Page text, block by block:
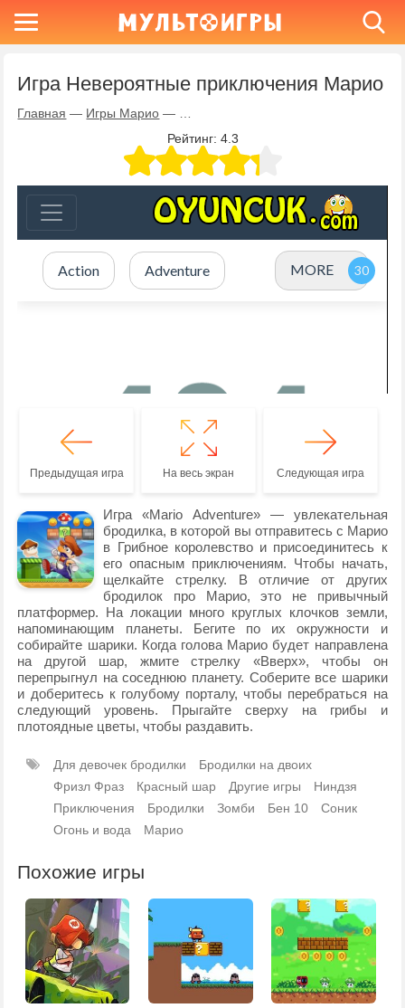
Игра Невероятные приключения Марио
Главная — Игры Марио —
Рейтинг: 4.3
Предыдущая игра На весь экран Следующая игра
Игра «Mario Adventure» — увлекательная
бродилка, в которой вы отправитесь с Марио
в Грибное королевство и присоединитесь к
его опасным приключениям. Чтобы начать,
щелкайте стрелку. В отличие от других
бродилок про Марио, это не привычный
платформер. На локации много круглых клочков земли,
напоминающим планеты. Бегите по их окружности и
собирайте шарики. Когда голова Марио будет направлена
на другой шар, жмите стрелку «Вверх», чтобы он
перепрыгнул на соседнюю планету. Соберите все шарики
и доберитесь к голубому порталу, чтобы перебраться на
следующий уровень. Прыгайте сверху на грибы и
плотоядные цветы, чтобы раздавить.
Для девочек бродилки
Бродилки на двоих
Фризл Фраз
Красный шар Другие игры
Ниндзя
Приключения
Бродилки Зомби Бен 10
Соник
Огонь и вода
Марио
Похожие игры